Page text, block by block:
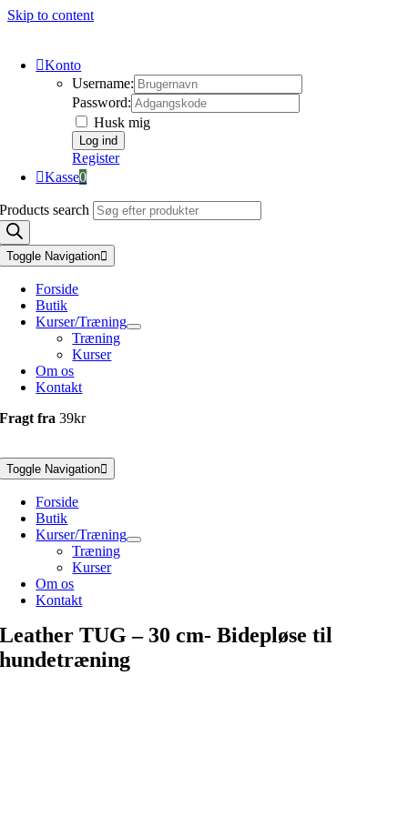
Skip to content
Konto
Username:
Password:
Husk mig
Register
Kasse0
Products search
Toggle Navigation
Forside
Butik
Kurser/Træning
Træning
Kurser
Om os
Kontakt
Fragt fra39kr
Toggle Navigation
Forside
Butik
Kurser/Træning
Træning
Kurser
Om os
Kontakt
Leather TUG – 30 cm- Bidepløse til
hundetræning